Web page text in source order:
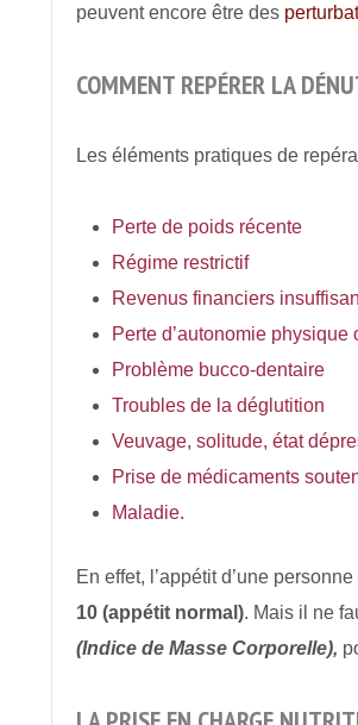
peuvent encore être des
COMMENT REPÉRER LA
Les éléments pratiques de
Perte de poids récente
Régime restrictif
Revenus financiers
Perte d’autonomie physique
Problème bucco-dentaire
Troubles de la déglutition
Veuvage, solitude, état
Prise de médicaments
Maladie.
En effet, l’appétit d’une
10 (appétit normal). Mais il ne
(Indice de Masse Corporelle),